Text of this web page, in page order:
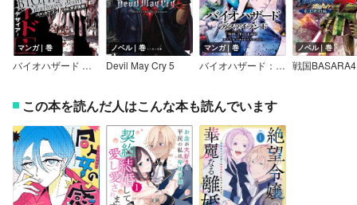
マンガ｜巻
バイオハザード ～マルハワデザイア～
ノベル｜巻
Devil May Cry 5
マンガ｜巻
バイオハザード：デスアイランド
ノベル｜巻
戦国BASARA4
この本を読んだ人はこんな本も読んでいます